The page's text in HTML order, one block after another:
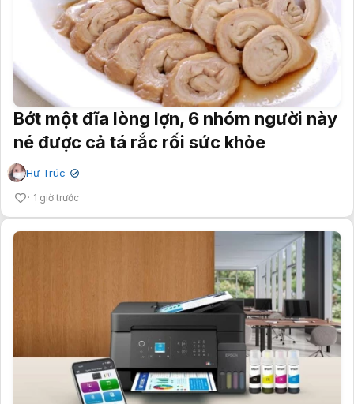
Bớt một đĩa lòng lợn, 6 nhóm người này
né được cả tá rắc rối sức khỏe
Hư Trúc ✔
1 giờ trước